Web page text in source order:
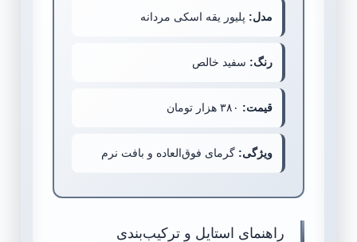
مدل: پلیور یقه اسکی مردانه
رنگ: سفید خالص
قیمت:
ویژگی: گرمای فوق‌العاده و بافت نرم
راهنمای استایل و ترکیب‌بندی